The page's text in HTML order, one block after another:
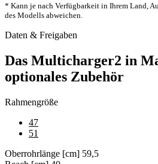
* Kann je nach Verfügbarkeit in Ihrem Land,
des Modells abweichen.
Daten & Freigaben
Das Multicharger2 in
optionales Zubehör
Rahmengröße
47
51
Oberrohrlänge [cm] 59,5